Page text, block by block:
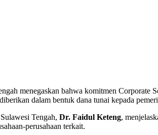
menegaskan bahwa komitmen
dalam bentuk dana tunai kepada
Tengah, Dr. Faidul Keteng,
perusahaan terkait.